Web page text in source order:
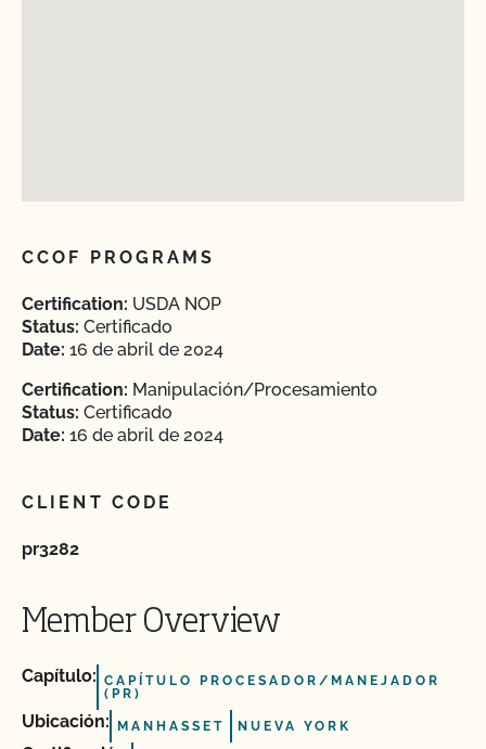
CCOF PROGRAMS
Certification: USDA NOP
Status: Certificado
Date: 16 de abril de 2024
Certification: Manipulación/Procesamiento
Status: Certificado
Date: 16 de abril de 2024
CLIENT CODE
pr3282
Member Overview
Capítulo: CAPÍTULO PROCESADOR/MANEJADOR
(PR)
Ubicación: MANHASSET NUEVA YORK